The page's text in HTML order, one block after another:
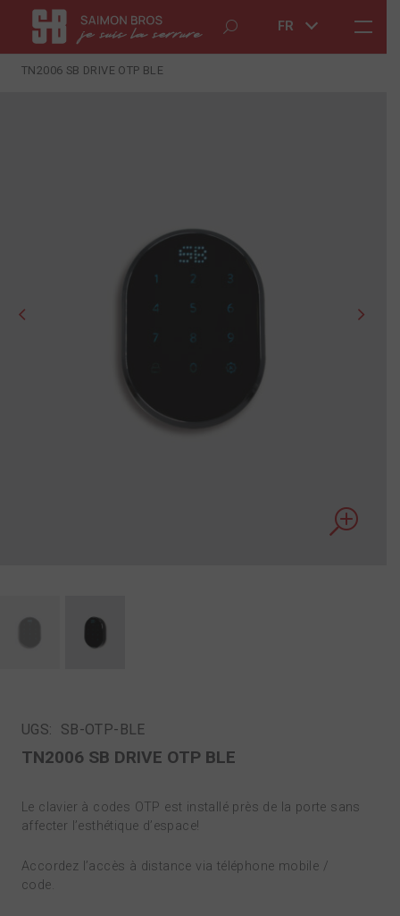
FR
TN2006 SB DRIVE OTP BLE
UGS: SB-OTP-BLE
TN2006 SB DRIVE OTP BLE
Le clavier à codes OTP est installé près de la porte sans
affecter l’esthétique d’espace!
Accordez l’accès à distance via téléphone mobile /
code.